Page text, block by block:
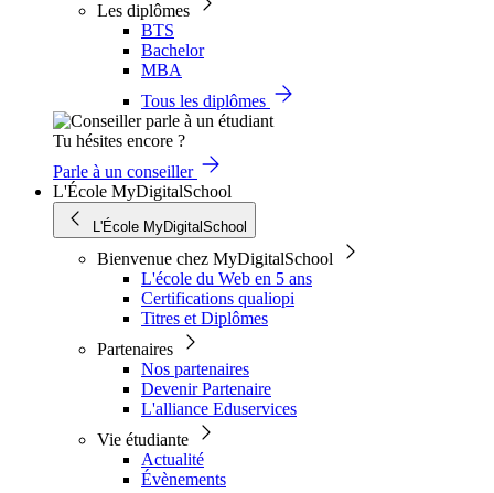
Les diplômes
BTS
Bachelor
MBA
Tous les diplômes
Tu hésites encore ?
Parle à un conseiller
L'École MyDigitalSchool
L'École MyDigitalSchool
Bienvenue chez MyDigitalSchool
L'école du Web en 5 ans
Certifications qualiopi
Titres et Diplômes
Partenaires
Nos partenaires
Devenir Partenaire
L'alliance Eduservices
Vie étudiante
Actualité
Évènements